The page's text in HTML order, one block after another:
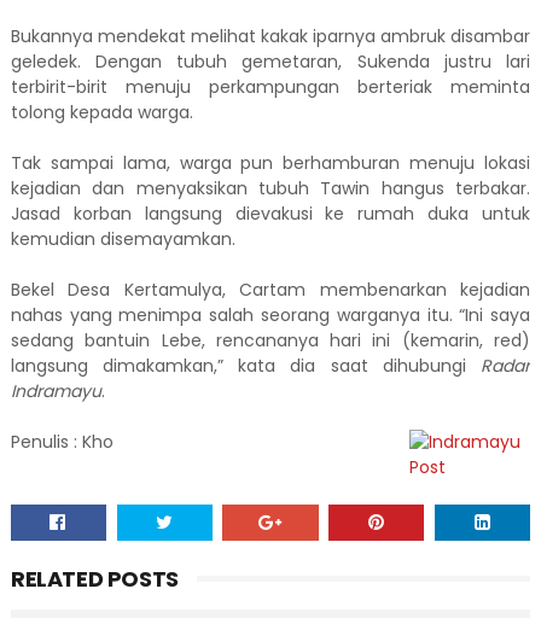
Bukannya mendekat melihat kakak iparnya ambruk disambar
geledek. Dengan tubuh gemetaran, Sukenda justru lari
terbirit-birit menuju perkampungan berteriak meminta
tolong kepada warga.
Tak sampai lama, warga pun berhamburan menuju lokasi
kejadian dan menyaksikan tubuh Tawin hangus terbakar.
Jasad korban langsung dievakusi ke rumah duka untuk
kemudian disemayamkan.
Bekel Desa Kertamulya, Cartam membenarkan kejadian
nahas yang menimpa salah seorang warganya itu. “Ini saya
sedang bantuin Lebe, rencananya hari ini (kemarin, red)
langsung dimakamkan,” kata dia saat dihubungi Radar
Indramayu.
Penulis : Kho
RELATED POSTS